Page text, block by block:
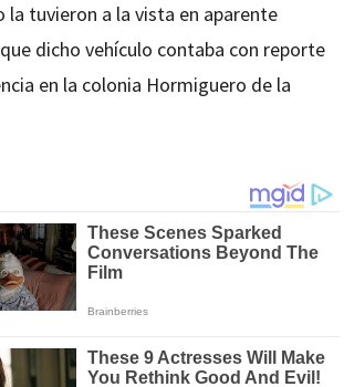
la tuvieron a la vista en aparente
dicho vehículo contaba con reporte
en la colonia Hormiguero de la